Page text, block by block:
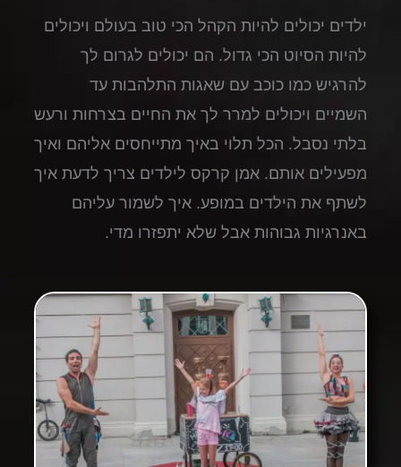
ילדים יכולים להיות הקהל הכי טוב בעולם ויכולים
להיות הסיוט הכי גדול. הם יכולים לגרום לך
להרגיש כמו כוכב עם שאגות התלהבות עד
השמיים ויכולים למרר לך את החיים בצרחות ורעש
בלתי נסבל. הכל תלוי באיך מתייחסים אליהם ואיך
מפעילים אותם. אמן קרקס לילדים צריך לדעת איך
לשתף את הילדים במופע. איך לשמור עליהם
באנרגיות גבוהות אבל שלא יתפזרו מדי.